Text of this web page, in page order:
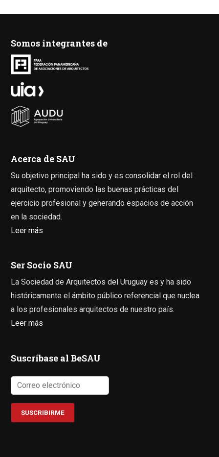
Somos integrantes de
Acerca de SAU
Su objetivo principal ha sido y es consolidar el rol del
arquitecto, promoviendo las buenas prácticas del
ejercicio profesional y generando espacios de acción
en la sociedad.
Leer más
Ser Socio SAU
La Sociedad de Arquitectos del Uruguay es y ha sido
históricamente el ámbito público referencial que nuclea
a los profesionales arquitectos de nuestro país.
Leer más
Suscríbase al BeSAU